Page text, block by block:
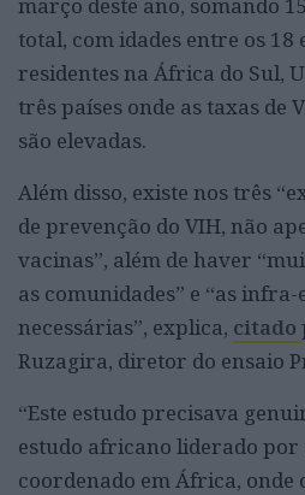
total, com idades entre os 18
residentes na África do Sul,
três países onde as taxas de
são elevadas.
Além disso, existe nos três
de prevenção do VIH, não
vacinas”, além de haver
as comunidades” e “as
necessárias”, explica, citado
Ruzagira, diretor do ensaio
“Este estudo precisava
estudo africano liderado por
coordenado em África, onde